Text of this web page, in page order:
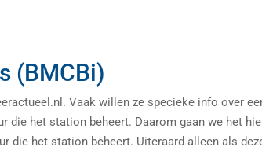
(BMCBi)
Vaak willen ze specieke info over
het station beheert. Daarom gaan we het
die het station beheert. Uiteraard alleen als